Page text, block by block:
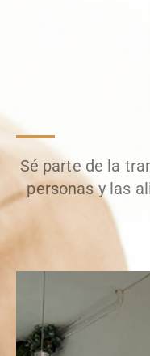
Sé parte de la
personas y las